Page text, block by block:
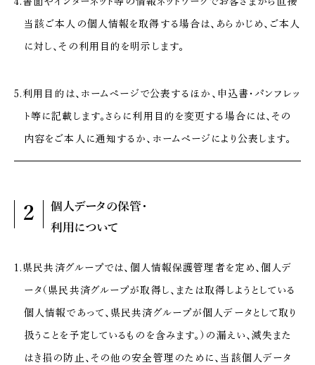
当該ご本人の個人情報を取得する場合は、あらかじめ、ご本人
に対し、その利用目的を明示します。
5.利用目的は、ホームページで公表するほか、申込書・パンフレッ
ト等に記載します。さらに利用目的を変更する場合には、その
内容をご本人に通知するか、ホームページにより公表します。
2
個人データの保管・
利用について
1.県民共済グループでは、個人情報保護管理者を定め、個人デ
ータ（県民共済グループが取得し、または取得しようとしている
個人情報であって、県民共済グループが個人データとして取り
扱うことを予定しているものを含みます。）の漏えい、滅失また
はき損の防止、その他の安全管理のために、当該個人データ